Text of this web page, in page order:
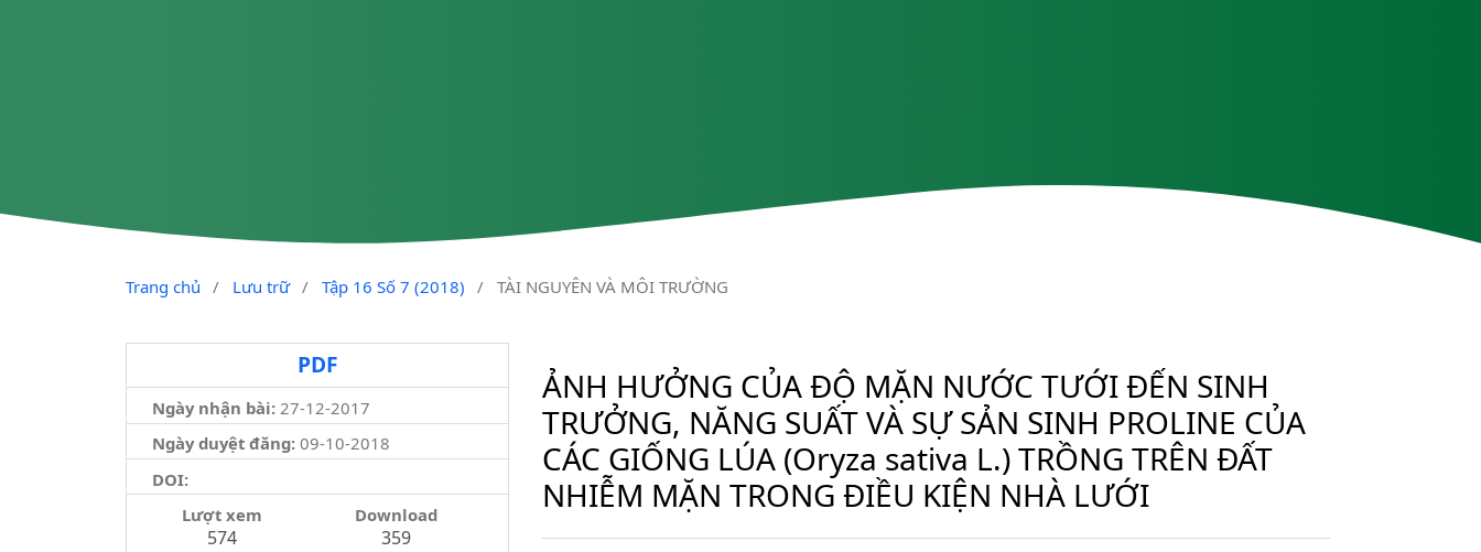
Trang chủ / Lưu trữ / Tập 16 Số 7 (2018) / TÀI NGUYÊN VÀ MÔI TRƯỜNG
PDF
Ngày nhận bài: 27-12-2017
Ngày duyệt đăng:09-10-2018
DOI:
Lượt xem
574
Download
359
ẢNH HƯỞNG CỦA ĐỘ MẶN NƯỚC TƯỚI ĐẾN SINH
TRƯỞNG, NĂNG SUẤT VÀ SỰ SẢN SINH PROLINE CỦA
CÁC GIỐNG LÚA (Oryza sativa L.) TRỒNG TRÊN ĐẤT
NHIỄM MẶN TRONG ĐIỀU KIỆN NHÀ LƯỚI